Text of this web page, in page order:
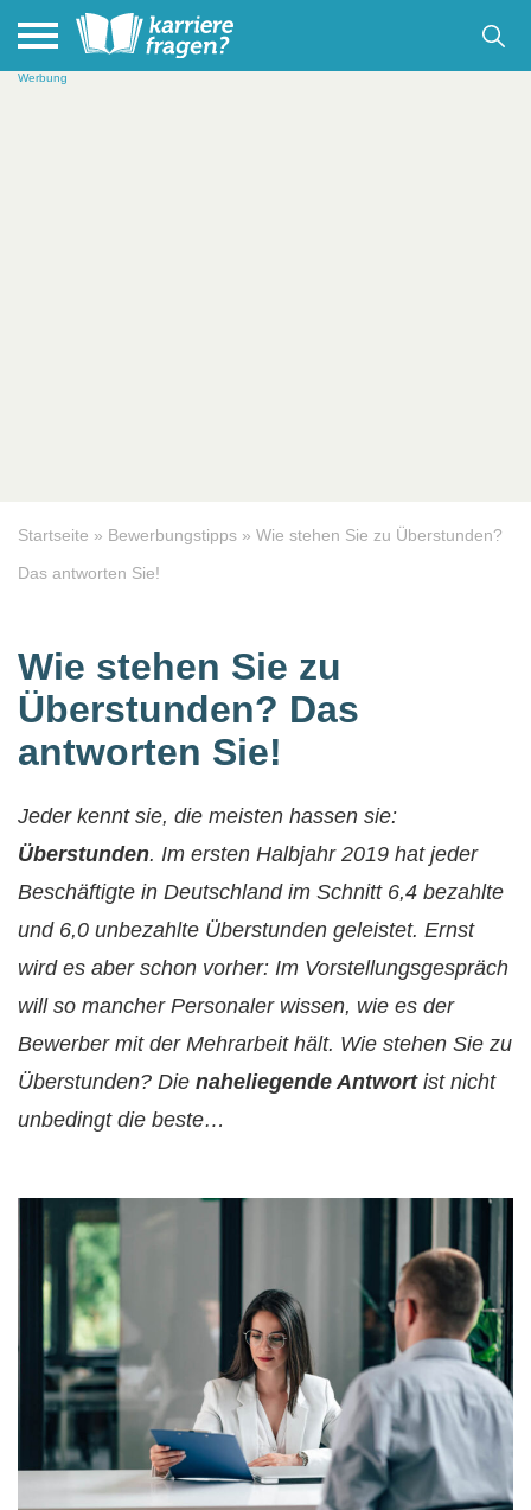
Werbung
Startseite » Bewerbungstipps » Wie stehen Sie zu Überstunden?
Das antworten Sie!
Wie stehen Sie zu
Überstunden? Das
antworten Sie!
Jeder kennt sie, die meisten hassen sie:
Überstunden. Im ersten Halbjahr 2019 hat jeder
Beschäftigte in Deutschland im Schnitt 6,4 bezahlte
und 6,0 unbezahlte Überstunden geleistet. Ernst
wird es aber schon vorher: Im Vorstellungsgespräch
will so mancher Personaler wissen, wie es der
Bewerber mit der Mehrarbeit hält. Wie stehen Sie zu
Überstunden? Die naheliegende Antwortist nicht
unbedingt die beste…